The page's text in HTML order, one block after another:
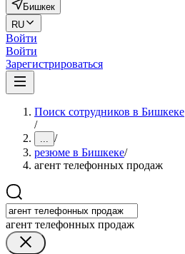
Бишкек
RU
Войти
Войти
Зарегистрироваться
Поиск сотрудников в Бишкеке
/
... /
резюме в Бишкеке/
агент телефонных продаж
агент телефонных продаж